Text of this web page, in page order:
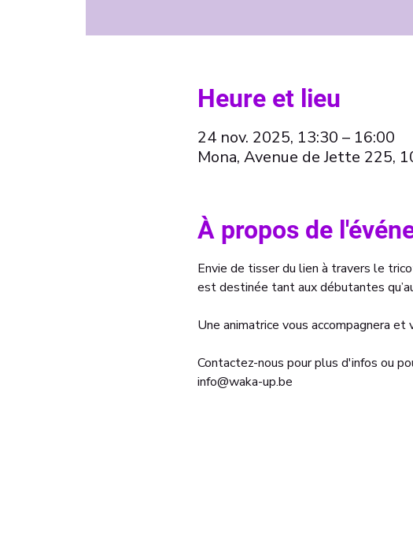
Heure et lieu
24 nov. 2025, 13:30 – 16:00
Mona, Avenue de Jette 225,
À propos de
Envie de tisser du lien à travers le
est destinée tant aux débutantes
Une animatrice vous accompagnera
Contactez-nous pour plus d'infos ou
info@waka-up.be